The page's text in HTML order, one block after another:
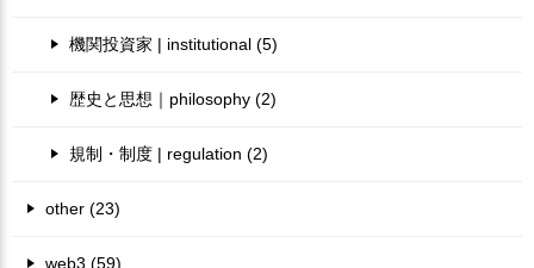
機関投資家 | institutional (5)
歴史と思想｜philosophy (2)
規制・制度 | regulation (2)
other (23)
web3 (59)